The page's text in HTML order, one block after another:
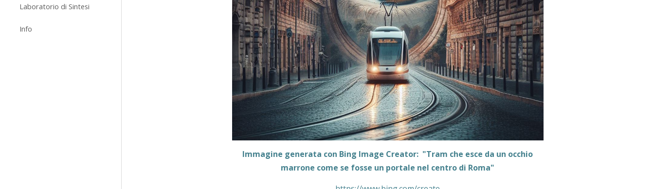
Laboratorio di Sintesi
Info
Immagine generata con Bing Image Creator: "Tram che esce da un occhio
marrone come se fosse un portale nel centro di Roma"